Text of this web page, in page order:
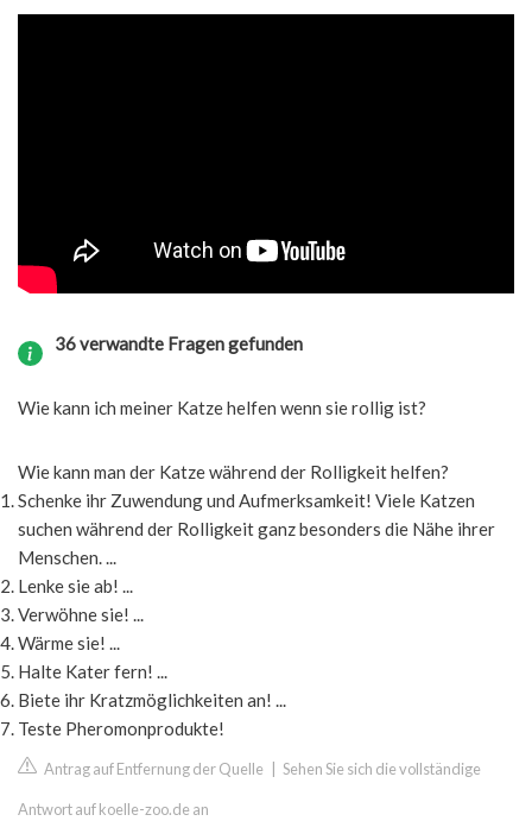
36 verwandte Fragen gefunden
Wie kann ich meiner Katze helfen wenn sie rollig ist?
Wie kann man der Katze während der Rolligkeit helfen?
Schenke ihr Zuwendung und Aufmerksamkeit! Viele Katzen
suchen während der Rolligkeit ganz besonders die Nähe ihrer
Menschen. ...
Lenke sie ab! ...
Verwöhne sie! ...
Wärme sie! ...
Halte Kater fern! ...
Biete ihr Kratzmöglichkeiten an! ...
Teste Pheromonprodukte!
Antrag auf Entfernung der Quelle Sehen Sie sich die vollständige
Antwort auf koelle-zoo.de an